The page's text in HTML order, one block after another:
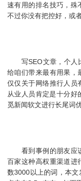
速有用的排名技巧，殊
不过你没有把控好，或
写SEO文章，个人比
给咱们带来最有用果，
仅仅关于网络推行人员
从业人员肯定是十分好
觅新闻软文进行长尾词
看到事例的朋友应该
百家这种高权重渠道进
数3000以上的词，本